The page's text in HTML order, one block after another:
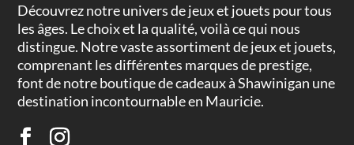
Découvrez notre univers de jeux et jouets pour tous
les âges. Le choix et la qualité, voilà ce qui nous
distingue. Notre vaste assortiment de jeux et jouets,
comprenant les différentes marques de prestige,
font de notre boutique de cadeaux à Shawinigan une
destination incontournable en Mauricie.